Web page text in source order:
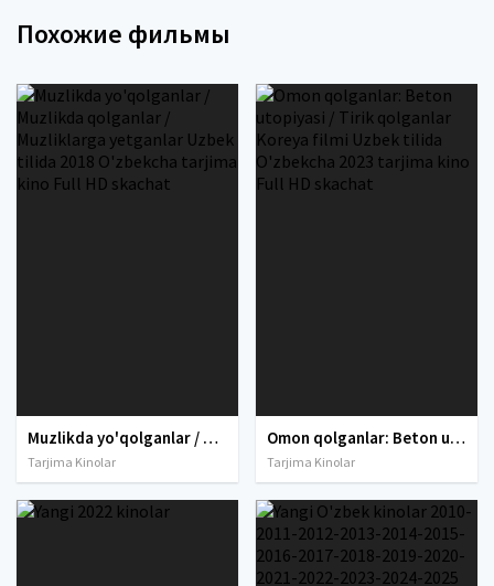
Похожие фильмы
Muzlikda yo'qolganlar / Muzlikda qolganlar / Muzliklarga yetganlar Uzbek tilida 2018 O'zbekcha tarjima kino Full HD skachat
Tarjima Kinolar
Omon qolganlar: Beton utopiyasi / Tirik qolganlar Koreya filmi Uzbek tilida O'zbekcha 2023 tarjima kino Full HD skachat
Tarjima Kinolar